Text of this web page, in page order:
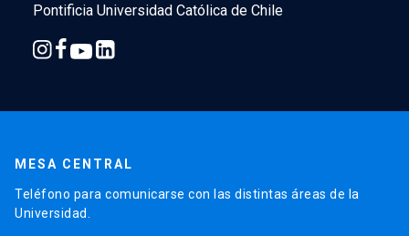
Pontificia Universidad Católica de Chile
MESA CENTRAL
Teléfono para comunicarse con las distintas áreas de la
Universidad.